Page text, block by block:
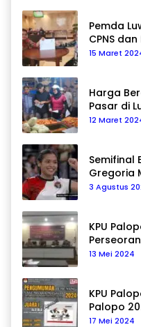
Pemda
CPNS
15 Maret
Harga
Pasar di
12 Maret
Semifinal
Gregoria
Pemain
3 Agustus
KPU
13 Mei 2024
KPU
Palopo
17 Mei 2024